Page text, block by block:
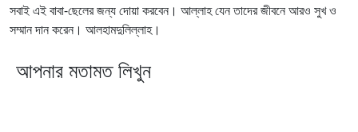
সবাই এই বাবা-ছেলের জন্য দোয়া করবেন। আল্লাহ যেন তাদের জীবনে আরও সুখ ও
সম্মান দান করেন। আলহামদুলিল্লাহ।
আপনার মতামত লিখুন